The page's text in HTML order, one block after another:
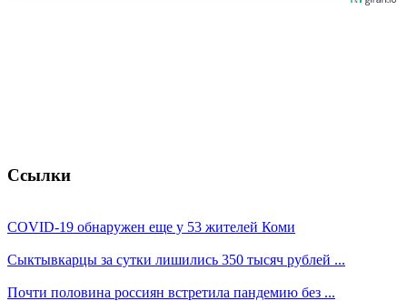
Ссылки
COVID-19 обнаружен еще у 53 жителей Коми
Сыктывкарцы за сутки лишились 350 тысяч рублей ...
Почти половина россиян встретила пандемию без ...